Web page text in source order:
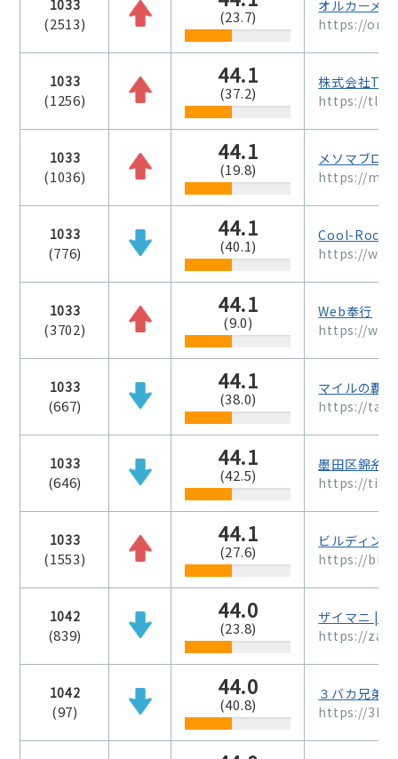
1033
(2513) (23.7)
オルカーメ
https://
1033
(1256)
44.1
(37.2)
株式会社
https://
1033
(1036)
44.1
(19.8)
メソマブロ
https://
1033
(776)
44.1
(40.1)
Cool-
https://
1033
(3702)
44.1
(9.0)
Web奉行
https://
1033
(667)
44.1
(38.0)
マイルの覇王
https://
1033
(646)
44.1
(42.5)
墨田区錦糸
https://
1033
(1553)
44.1
(27.6)
ビルディン
https://
1042
(839)
44.0
(23.8)
ザイマニ |
https://
1042
(97)
44.0
(40.8)
３バカ兄弟
https://